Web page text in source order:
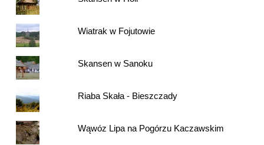
Wiatrak w Fojutowie
Skansen w Sanoku
Riaba Skała - Bieszczady
Wąwóz Lipa na Pogórzu Kaczawskim